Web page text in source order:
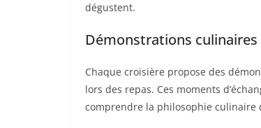
dégustent.
Démonstrations culinaires
Chaque croisière propose des
lors des repas. Ces moments
comprendre la philosophie culinaire